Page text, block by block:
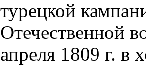
турецкой
Отечественной
апреля 1809 г. в